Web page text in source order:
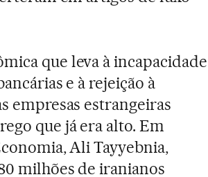
que leva à incapacidade
e à rejeição à
empresas estrangeiras
que já era alto. Em
Ali Tayyebnia,
milhões de iranianos